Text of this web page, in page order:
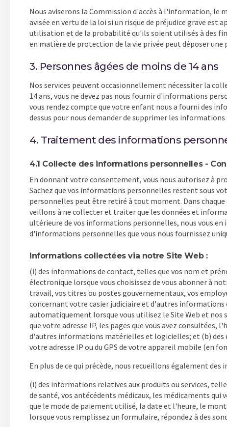
Nous aviserons la Commission d'accès à l'information, le
avisée en vertu de la loi si un risque de préjudice grave est
utilisation et de la probabilité qu'ils soient utilisés à des
en matière de protection de la vie privée peut déposer
3. Personnes âgées de moins de 14 ans
Nos services peuvent occasionnellement nécessiter la
14 ans, vous ne devez pas nous fournir d'informations
vous rendez compte que votre enfant nous a fourni des
dessus pour nous demander de supprimer les
4. Traitement des informations
4.1 Collecte des informations personnelles -
En donnant votre consentement, vous nous autorisez à
Sachez que vos informations personnelles restent sous
personnelles peut être retiré à tout moment. Dans
veillons à ne collecter et traiter que les données et
ultérieure de vos informations personnelles, nous vous
d'informations personnelles que vous nous fournissez
Informations collectées via notre Site Web :
(i) des informations de contact, telles que vos nom et
électronique lorsque vous choisissez de vous abonner à
travail, vos titres ou postes gouvernementaux, vos
concernant votre casier judiciaire et d'autres informations
automatiquement lorsque vous utilisez le Site Web et nos
que votre adresse IP, les pages que vous avez
d'autres informations matérielles et logicielles; et (b) des
votre adresse IP ou du GPS de votre appareil mobile (en
En plus de ce qui précède, nous recueillons également
(i) des informations relatives aux produits ou services,
de santé, vos antécédents médicaux, les médicaments
que le mode de paiement utilisé, la date et l'heure, le
lorsque vous remplissez un formulaire, répondez à des